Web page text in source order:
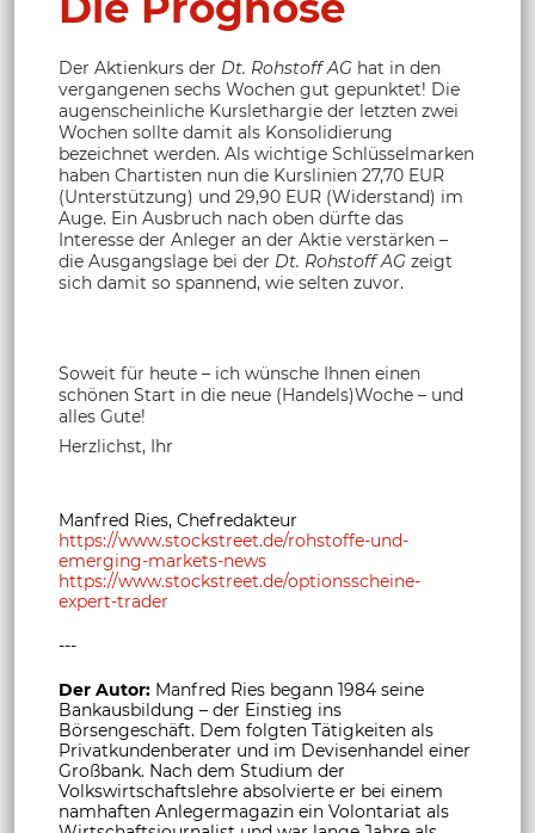
Der Aktienkurs der Dt. Rohstoff AG hat in den
vergangenen sechs Wochen gut gepunktet! Die
augenscheinliche Kurslethargie der letzten zwei
Wochen sollte damit als Konsolidierung
bezeichnet werden. Als wichtige Schlüsselmarken
haben Chartisten nun die Kurslinien 27,70 EUR
(Unterstützung) und 29,90 EUR (Widerstand) im
Auge. Ein Ausbruch nach oben dürfte das
Interesse der Anleger an der Aktie verstärken –
die Ausgangslage bei der Dt. Rohstoff AG zeigt
sich damit so spannend, wie selten zuvor.
Soweit für heute – ich wünsche Ihnen einen
schönen Start in die neue (Handels)Woche – und
alles Gute!
Herzlichst, Ihr
Manfred Ries, Chefredakteur
https://www.stockstreet.de/rohstoffe-und-
emerging-markets-news
https://www.stockstreet.de/optionsscheine-
expert-trader
---
Der Autor: Manfred Ries begann 1984 seine
Bankausbildung – der Einstieg ins
Börsengeschäft. Dem folgten Tätigkeiten als
Privatkundenberater und im Devisenhandel einer
Großbank. Nach dem Studium der
Volkswirtschaftslehre absolvierte er bei einem
namhaften Anlegermagazin ein Volontariat als